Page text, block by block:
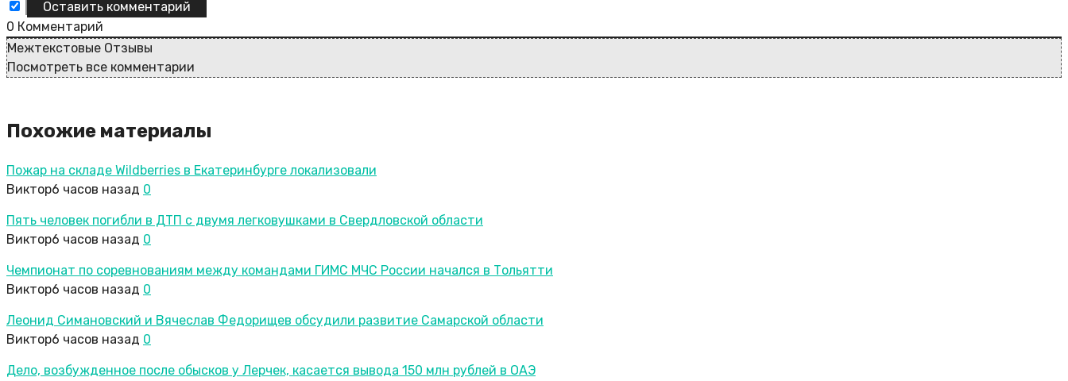
0 Комментарий
Межтекстовые Отзывы
Посмотреть все комментарии
Похожие материалы
Пожар на складе Wildberries в Екатеринбурге локализовали
Виктор6 часов назад 0
Пять человек погибли в ДТП с двумя легковушками в Свердловской области
Виктор6 часов назад 0
Чемпионат по соревнованиям между командами ГИМС МЧС России начался в Тольятти
Виктор6 часов назад 0
Леонид Симановский и Вячеслав Федорищев обсудили развитие Самарской области
Виктор6 часов назад 0
Дело, возбужденное после обысков у Лерчек, касается вывода 150 млн рублей в ОАЭ